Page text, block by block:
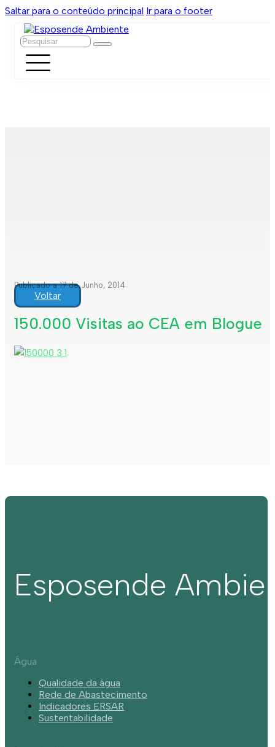
Saltar para o conteúdo principal Ir para o footer
Pesquisar
Publicado a 17 de Junho, 2014
Voltar
150.000 Visitas ao CEA em Blogue
Esposende
Água
Qualidade da água
Rede de Abastecimento
Indicadores ERSAR
Sustentabilidade